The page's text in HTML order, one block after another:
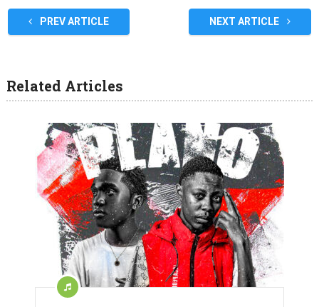
PREV ARTICLE NEXT ARTICLE
Related Articles